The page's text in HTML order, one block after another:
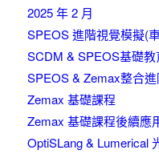
2025 年 2 月
SPEOS 進階視覺模擬(
SCDM & SPEOS基礎教
SPEOS & Zemax整合
Zemax 基礎課程
Zemax 基礎課程後續應
OptiSLang & Lumerical